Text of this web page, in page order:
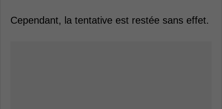
Cependant, la tentative est restée sans effet.